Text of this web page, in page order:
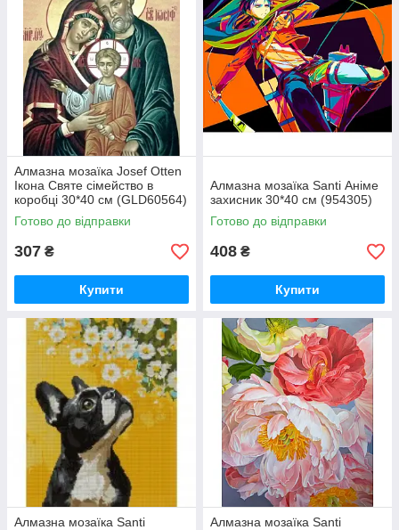
Алмазна мозаїка Josef Otten
Ікона Святе сімейство в
коробці 30*40 см (GLD60564)
Готово до відправки
307 ₴
Купити
Алмазна мозаїка Santi Аніме
захисник 30*40 см (954305)
Готово до відправки
408 ₴
Купити
Алмазна мозаїка Santi
Алмазна мозаїка Santi